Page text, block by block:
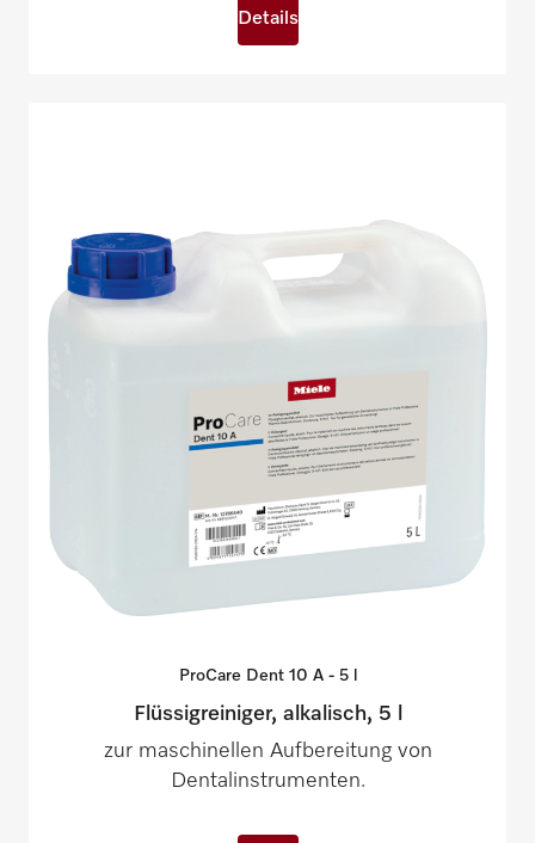
Details
ProCare Dent 10 A - 5
Flüssigreiniger, alkalisch, 5 l
zur maschinellen Aufbereitung von
Dentalinstrumenten.